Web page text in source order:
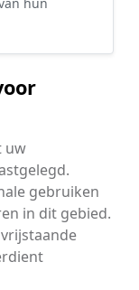
uw
gebruiken
in dit gebied.